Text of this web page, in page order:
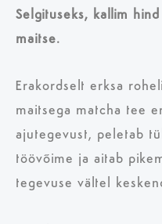
Selgituseks, kallim
maitse.
Erakordselt erksa
maitsega matcha tee
ajutegevust, peletab
töövõime ja aitab
tegevuse vältel